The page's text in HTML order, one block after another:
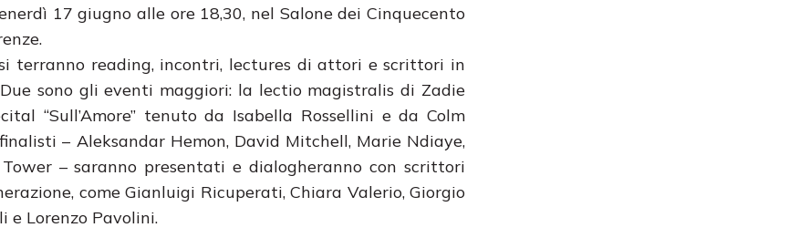
17 giugno alle ore 18,30, nel Salone dei Cinquecento
terranno reading, incontri, lectures di attori e scrittori in
sono gli eventi maggiori: la lectio magistralis di Zadie
“Sull’Amore” tenuto da Isabella Rossellini e da Colm
– Aleksandar Hemon, David Mitchell, Marie Ndiaye,
– saranno presentati e dialogheranno con scrittori
come Gianluigi Ricuperati, Chiara Valerio, Giorgio
e Lorenzo Pavolini.